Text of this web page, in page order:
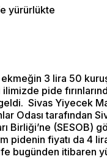
3 lira 50
pide
Sivas Yiyecek
Odası tarafından
Birliği’ne (SESOB)
pidenin fiyatı da 4
bugünden itibaren